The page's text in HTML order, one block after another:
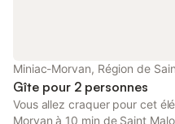
Miniac-Morvan, Région de
Gîte pour 2 personnes
Vous allez craquer pour cet
Morvan à 10 min de Saint